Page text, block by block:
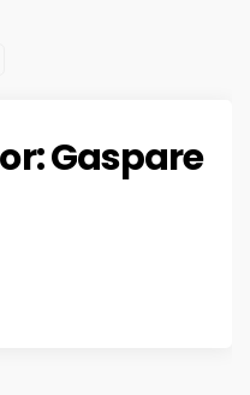
Gaspare